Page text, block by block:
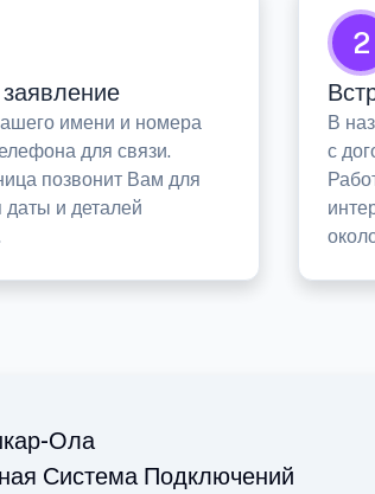
имени и номера
для связи.
позвонит Вам для
даты и деталей
2
В
с
Ола
Система Подключений